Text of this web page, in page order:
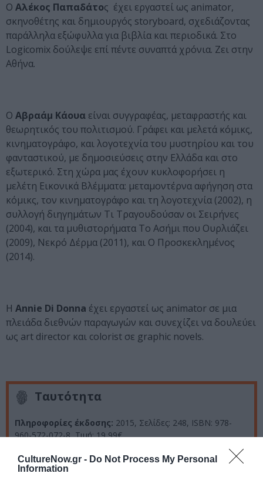
CultureNow.gr - Do Not Process My Personal
Information
Ο Αλέκος Παπαδάτος έχει εργαστεί ως animator,
σκηνοθέτης και δημιουργός storyboard, σχεδιάζοντας
πα­ράλληλα εξώφυλλα για βιβλία και περιοδικά. Στο
Logicomix δούλεψε επί πέντε συναπτά χρόνια. Ζει στην
Αθήνα.
Ο Αβραάμ Κάουα είναι συγγραφέας, μεταφραστής και
θεωρητικός του πολιτισμού. Γράφει και μελετά κόμικς,
κινηματογράφο, και λογοτεχνία του μυστηρίου και του
φανταστικού, με δημοσιεύσεις στην Ελλάδα και στο
εξωτερικό. Στη χώρα μας έχουν κυκλοφορήσει η
μελέτη Εικονικά Βλέμματα: μεταμοντέρνα αφήγηση στα
κόμικς, τον κινηματογράφο και τη λογοτεχνία (2002), η
συλλογή διηγημάτων Τι Τραγουδούσαν οι Σειρήνες
(2004), και τα μυθιστορήματα Το Ασήμι που Ουρλιάζει
(2009), Νεκρό Δέρμα (2011), και Ο Προσκεκλημένος
(2014).
Η Annie Di Donna έχει εργαστεί ως animator σε μια
πλειάδα διεθνών παραγωγών και συνεχίζει να δουλεύει
ως art director και colorist σε graphic novels.
Ταυτότητα
Πληροφορίες έκδοσης: 2015, Σελίδες: 248, ISBN: 978-
960-572-072-8, Τιμή:19,99€